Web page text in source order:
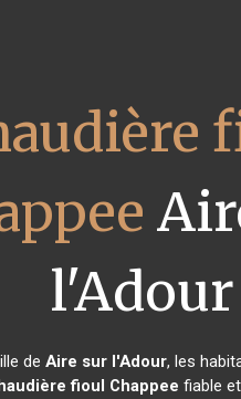
l'Adour
deAire sur l'Adour, les
fioul Chappee fiable